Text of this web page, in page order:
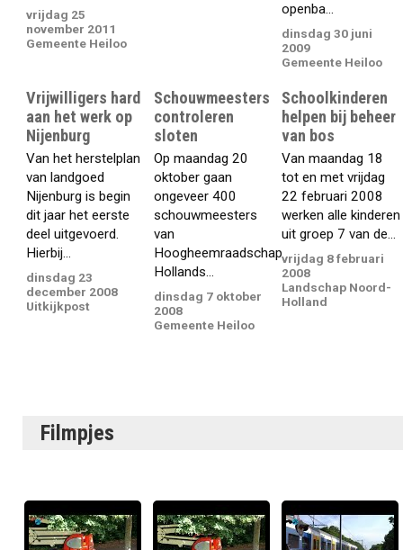
vrijdag 25
november 2011
Gemeente Heiloo
openba...
dinsdag 30 juni
2009
Gemeente Heiloo
Vrijwilligers hard
aan het werk op
Nijenburg
Van het herstelplan
van landgoed
Nijenburg is begin
dit jaar het eerste
deel uitgevoerd.
Hierbij...
dinsdag 23
december 2008
Uitkijkpost
Schouwmeesters
controleren
sloten
Op maandag 20
oktober gaan
ongeveer 400
schouwmeesters
van
Hoogheemraadschap
Hollands...
dinsdag 7 oktober
2008
Gemeente Heiloo
Schoolkinderen
helpen bij beheer
van bos
Van maandag 18
tot en met vrijdag
22 februari 2008
werken alle kinderen
uit groep 7 van de...
vrijdag 8 februari
2008
Landschap Noord-
Holland
Filmpjes